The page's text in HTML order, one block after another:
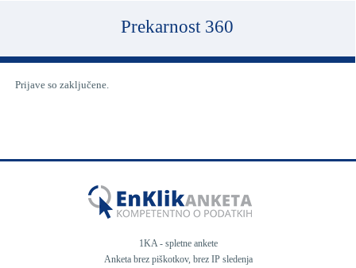
Prekarnost 360
Prijave so zaključene.
1KA - spletne ankete
Anketa brez piškotkov, brez IP sledenja